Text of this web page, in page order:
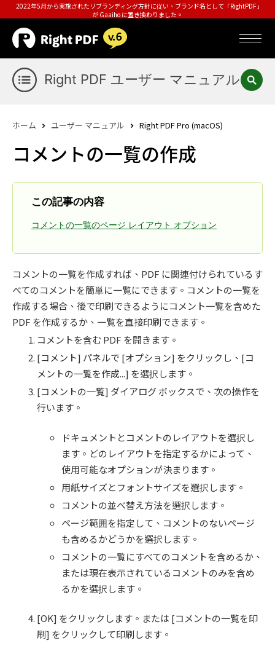
2022年5月から実施されたリブランディング方針に従い、ブランド名として「RightPDF」
が Gaaiho に置き換わりました。
Right PDF ユーザー マニュアル
ホーム ユーザー マニュアル Right PDF Pro (macOS)
コメントの一覧の作成
この記事の内容
コメントの一覧のページ レイアウト オプション
コメントの一覧を作成すれば、PDF に関連付けられているす
べてのコメントを簡単に一覧にできます。コメントの一覧を
作成する場合、後で印刷できるようにコメント一覧を含めた
PDF を作成するか、一覧を直接印刷できます。
コメントを含む PDF を開きます。
[コメント] パネルで [オプション] をクリックし、[コ
メントの一覧を作成...] を選択します。
[コメントの一覧] ダイアログ ボックスで、次の操作を
行います。
ドキュメントとコメントのレイアウトを選択し
ます。どのレイアウトを指定するかによって、
使用可能なオプションが決まります。
用紙サイズとフォントサイズを選択します。
コメントの並べ替え方法を選択します。
ページ範囲を指定して、コメントのないページ
も含めるかどうかを選択します。
コメントの一覧にすべてのコメントを含めるか、
または現在表示されているコメントのみを含め
るかを選択します。
[OK] をクリックします。または [コメントの一覧を印
刷] をクリックして印刷します。